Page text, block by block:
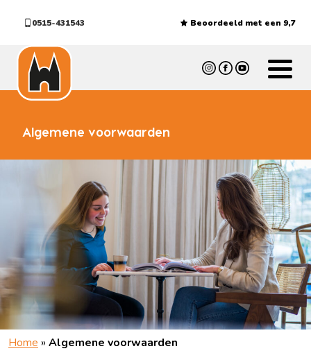
0515-431543 Beoordeeld met een 9,7
Algemene voorwaarden
Home » Algemene voorwaarden